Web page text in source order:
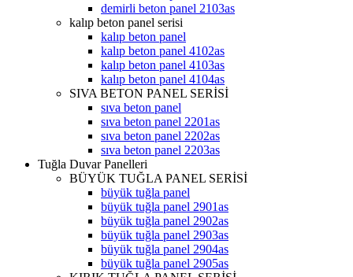
demirli beton panel 2103as
kalıp beton panel serisi
kalıp beton panel
kalıp beton panel 4102as
kalıp beton panel 4103as
kalıp beton panel 4104as
SIVA BETON PANEL SERİSİ
sıva beton panel
sıva beton panel 2201as
sıva beton panel 2202as
sıva beton panel 2203as
Tuğla Duvar Panelleri
BÜYÜK TUĞLA PANEL SERİSİ
büyük tuğla panel
büyük tuğla panel 2901as
büyük tuğla panel 2902as
büyük tuğla panel 2903as
büyük tuğla panel 2904as
büyük tuğla panel 2905as